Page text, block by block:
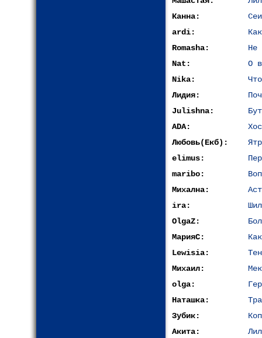
Канна:
ardi:
Romasha:
Не
Nat:
О
Nika:
Лидия:
Julishna:
ADA:
Любовь(Екб):
elimus:
maribo:
Михална:
ira:
OlgaZ:
МарияС:
Lewisia:
Михаил:
olga:
Наташка:
Зубик:
Акита: